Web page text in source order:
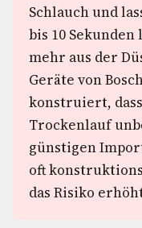
Schlauch und
bis 10
mehr aus der
Geräte von
konstruiert,
Trockenlauf
günstigen
oft
das Risiko